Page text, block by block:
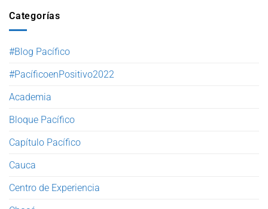
Categorías
#Blog Pacífico
#PacíficoenPositivo2022
Academia
Bloque Pacífico
Capítulo Pacífico
Cauca
Centro de Experiencia